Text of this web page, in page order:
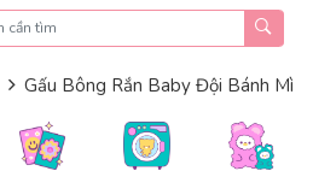
Gấu Bông Rắn Baby Đội Bánh Mì